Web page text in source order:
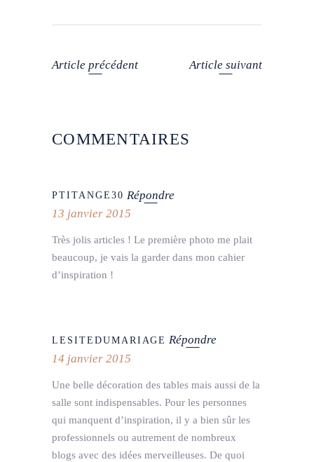
Article précédent Article suivant
COMMENTAIRES
PTITANGE30 Répondre
13 janvier 2015
Très jolis articles ! Le première photo me plait
beaucoup, je vais la garder dans mon cahier
d’inspiration !
LESITEDUMARIAGE Répondre
14 janvier 2015
Une belle décoration des tables mais aussi de la
salle sont indispensables. Pour les personnes
qui manquent d’inspiration, il y a bien sûr les
professionnels ou autrement de nombreux
blogs avec des idées merveilleuses. De quoi